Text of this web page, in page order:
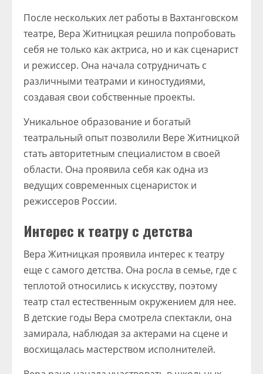
После нескольких лет работы в Вахтанговском
театре, Вера Житницкая решила попробовать
себя не только как актриса, но и как сценарист
и режиссер. Она начала сотрудничать с
различными театрами и киностудиями,
создавая свои собственные проекты.
Уникальное образование и богатый
театральный опыт позволили Вере Житницкой
стать авторитетным специалистом в своей
области. Она проявила себя как одна из
ведущих современных сценаристок и
режиссеров России.
Интерес к театру с детства
Вера Житницкая проявила интерес к театру
еще с самого детства. Она росла в семье, где с
теплотой относились к искусству, поэтому
театр стал естественным окружением для нее.
В детские годы Вера смотрела спектакли, она
замирала, наблюдая за актерами на сцене и
восхищалась мастерством исполнителей.